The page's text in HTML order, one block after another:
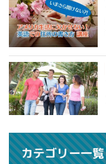
カテゴリー一覧